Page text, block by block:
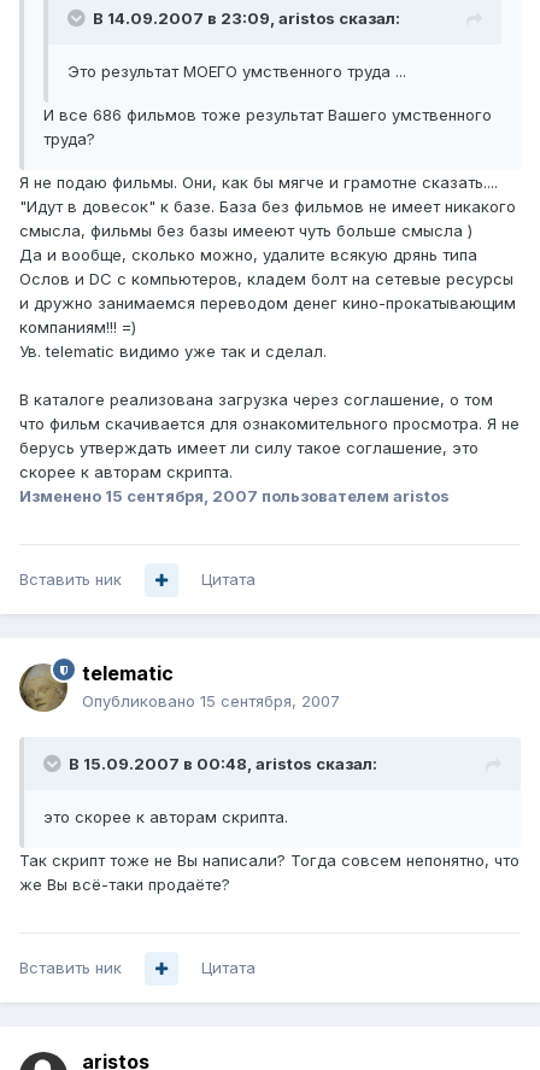
В 14.09.2007 в 23:09, aristos сказал:
Это результат МОЕГО умственного труда ...
И все 686 фильмов тоже результат Вашего умственного
труда?
Я не подаю фильмы. Они, как бы мягче и грамотне сказать....
"Идут в довесок" к базе. База без фильмов не имеет никакого
смысла, фильмы без базы имееют чуть больше смысла )
Да и вообще, сколько можно, удалите всякую дрянь типа
Ослов и DC с компьютеров, кладем болт на сетевые ресурсы
и дружно занимаемся переводом денег кино-прокатывающим
компаниям!!! =)
Ув. telematic видимо уже так и сделал.
В каталоге реализована загрузка через соглашение, о том
что фильм скачивается для ознакомительного просмотра. Я не
берусь утверждать имеет ли силу такое соглашение, это
скорее к авторам скрипта.
Изменено 15 сентября, 2007 пользователем aristos
Вставить ник Цитата
telematic
Опубликовано 15 сентября, 2007
В 15.09.2007 в 00:48, aristos сказал:
это скорее к авторам скрипта.
Так скрипт тоже не Вы написали? Тогда совсем непонятно, что
же Вы всё-таки продаёте?
Вставить ник Цитата
aristos